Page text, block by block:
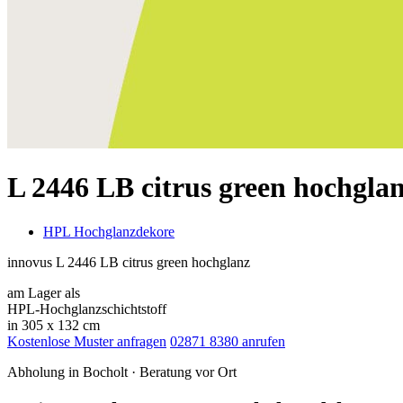
L 2446 LB citrus green
HPL Hochglanzdekore
innovus L 2446 LB citrus green hochglanz
am Lager als
HPL-Hochglanzschichtstoff
in 305 x 132 cm
Kostenlose Muster anfragen 02871 8380 anrufen
Abholung in Bocholt · Beratung vor Ort